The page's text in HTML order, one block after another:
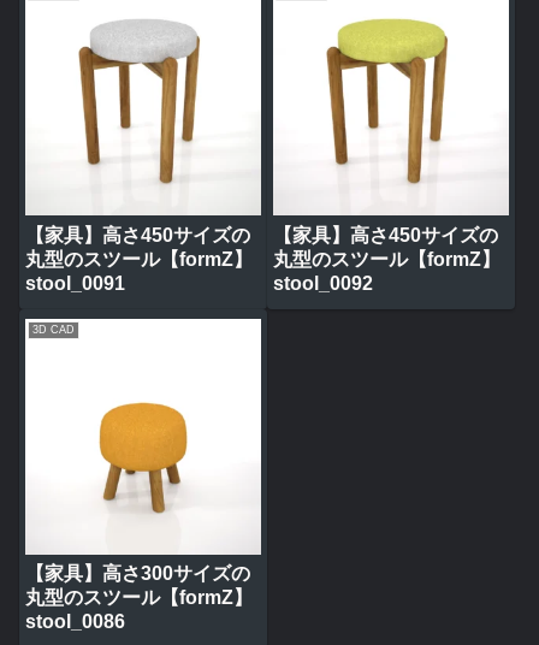
【家具】高さ450サイズの
丸型のスツール【formZ】
stool_0091
【家具】高さ450サイズの
丸型のスツール【formZ】
stool_0092
3D CAD
【家具】高さ300サイズの
丸型のスツール【formZ】
stool_0086